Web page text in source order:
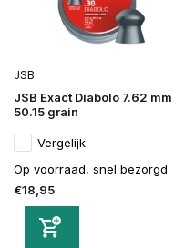
JSB
JSB Exact Diabolo 7.62 mm
50.15 grain
Vergelijk
Op voorraad, snel bezorgd
€18,95